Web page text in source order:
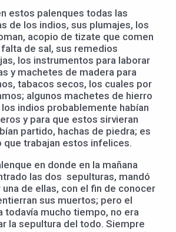
estos palenques todas las
de los indios, sus plumajes, los
acopio de tizate que comen
de sal, sus remedios
los instrumentos para laborar
y machetes de madera para
tabacos secos, los cuales por
algunos machetes de hierro
indios probablemente habían
y para que estos sirvieran
partido, hachas de piedra; es
que trabajan estos infelices.
en donde en la mañana
las dos sepulturas, mandó
una de ellas, con el fin de conocer
sus muertos; pero el
todavía mucho tiempo, no era
la sepultura del todo. Siempre